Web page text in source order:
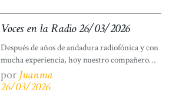
durante los 8 días que hemos estado allí de
viaje. Vais a poder conocer las mejores
interesantes sobre […]
Voces en la Radio 26/03/2026
Después de años de andadura radiofónica y con
mucha experiencia, hoy nuestro compañero
Abdel, se lanza por primera vez a ser el
presentador y dinamizador de este nuevo
porJuanma